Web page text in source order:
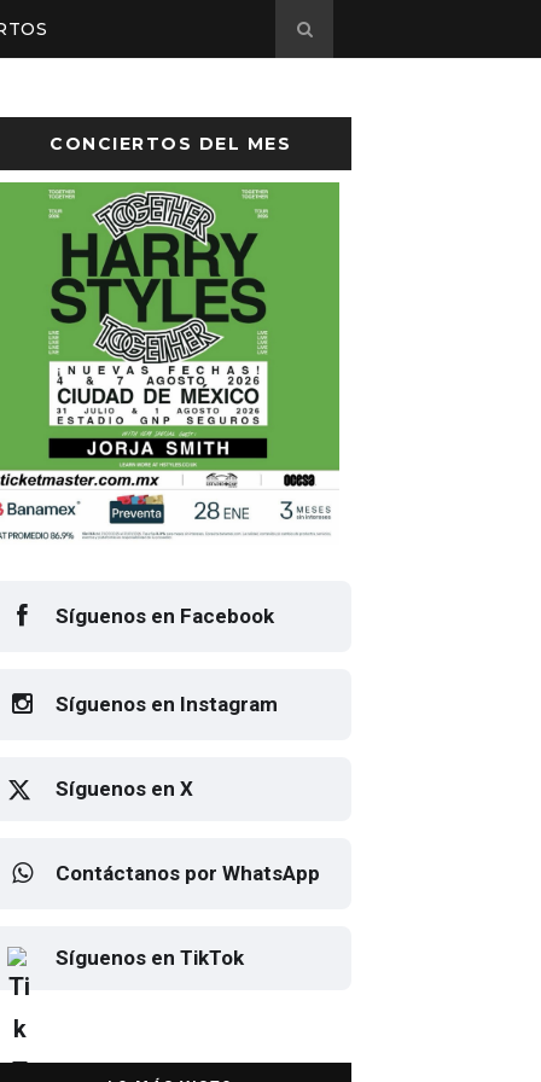
el cartel de Flow Fest 2026
CONCIERTOS DEL MES
Síguenos en Facebook
Síguenos en Instagram
Síguenos en X
Contáctanos por WhatsApp
Elton John regresa a CDMX
para despedirse en el Estadio